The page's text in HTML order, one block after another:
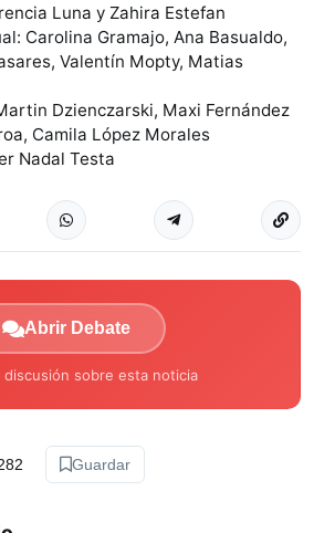
Luna y Zahira Estefan
Carolina Gramajo, Ana Basualdo,
Valentín Mopty, Matias
Dzienczarski, Maxi Fernández
Camila López Morales
Nadal Testa
Abrir Debate
discusión sobre esta noticia
Guardar